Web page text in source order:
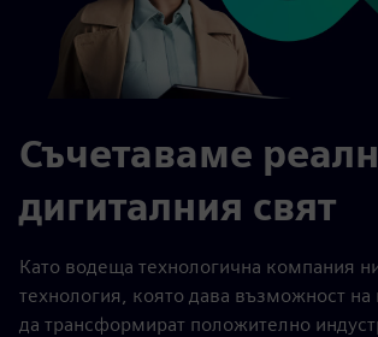
Съчетаваме
дигиталния свят
Като водеща технологична компания
технология, която дава възможност
да трансформират положително